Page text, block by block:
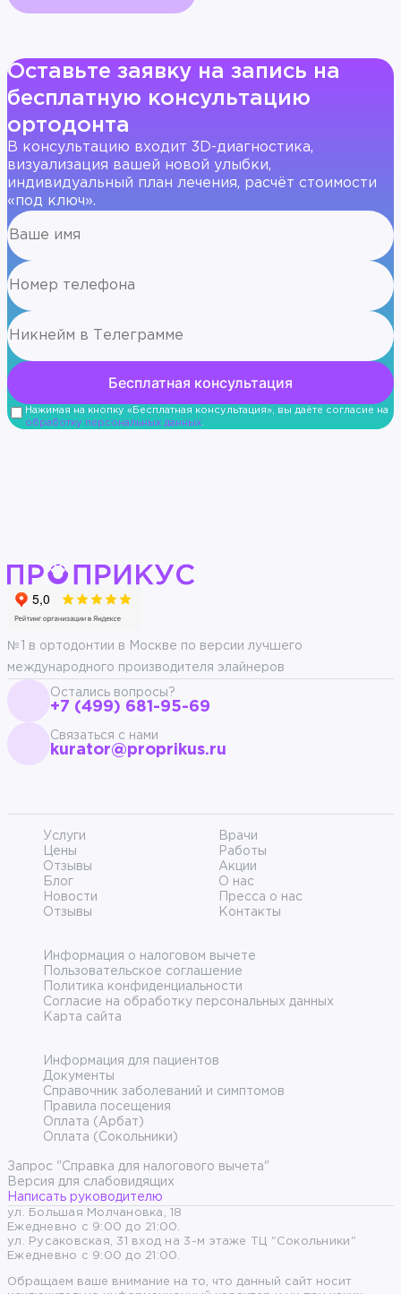
Оставьте заявку на запись на
бесплатную консультацию
ортодонта
В консультацию входит 3D-диагностика,
визуализация вашей новой улыбки,
индивидуальный план лечения, расчёт стоимости
«под ключ».
Нажимая на кнопку «Бесплатная консультация», вы даёте согласие на
обработку персональных данных.
№1 в ортодонтии в Москве по версии лучшего
международного производителя элайнеров
Остались вопросы?
+7 (499) 681-95-69
Связаться с нами
kurator@proprikus.ru
Услуги
Врачи
Цены
Работы
Отзывы
Акции
Блог
О нас
Новости
Пресса о нас
Отзывы
Контакты
Информация о налоговом вычете
Пользовательское соглашение
Политика конфиденциальности
Согласие на обработку персональных данных
Карта сайта
Информация для пациентов
Документы
Справочник заболеваний и симптомов
Правила посещения
Оплата (Арбат)
Оплата (Сокольники)
Запрос "Справка для налогового вычета"
Версия для слабовидящих
Написать руководителю
ул. Большая Молчановка, 18
Ежедневно с 9:00 до 21:00.
ул. Русаковская, 31 вход на 3-м этаже ТЦ "Сокольники"
Ежедневно с 9:00 до 21:00.
Обращаем ваше внимание на то, что данный сайт носит